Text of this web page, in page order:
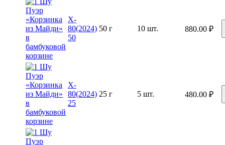
X-
80(2024)
50
50 г 10 шт. 880.00 ₽
X-
80(2024)
25
25 г 5 шт. 480.00 ₽